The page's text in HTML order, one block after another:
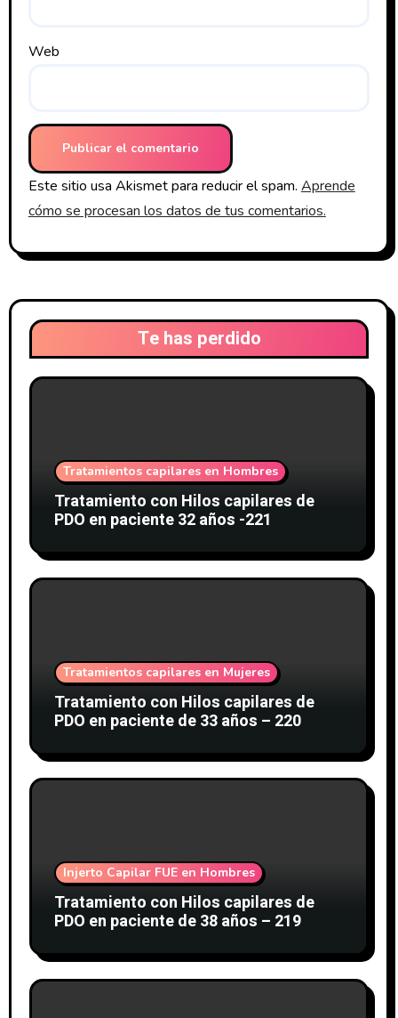
Web
Este sitio usa Akismet para reducir el spam. Aprende
cómo se procesan los datos de tus comentarios.
Te has perdido
Tratamientos capilares en Hombres
Tratamiento con Hilos capilares de
PDO en paciente 32 años -221
Tratamientos capilares en Mujeres
Tratamiento con Hilos capilares de
PDO en paciente de 33 años – 220
Injerto Capilar FUE en Hombres
Tratamiento con Hilos capilares de
PDO en paciente de 38 años – 219